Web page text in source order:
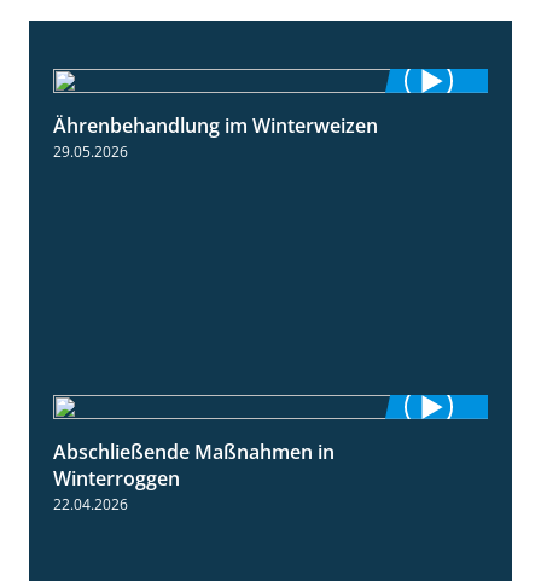
Ährenbehandlung im Winterweizen
29.05.2026
Abschließende Maßnahmen in
Winterroggen
22.04.2026